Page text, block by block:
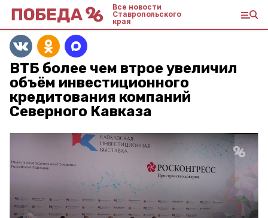
Все новости
Ставропольского
края
ВТБ более чем втрое увеличил
объём инвестиционного
кредитования компаний
Северного Кавказа